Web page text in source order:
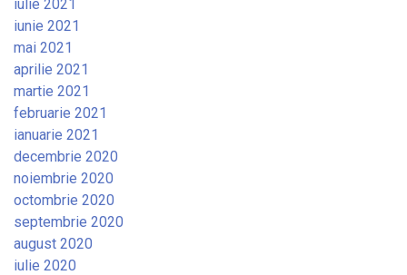
iulie 2021
iunie 2021
mai 2021
aprilie 2021
martie 2021
februarie 2021
ianuarie 2021
decembrie 2020
noiembrie 2020
octombrie 2020
septembrie 2020
august 2020
iulie 2020